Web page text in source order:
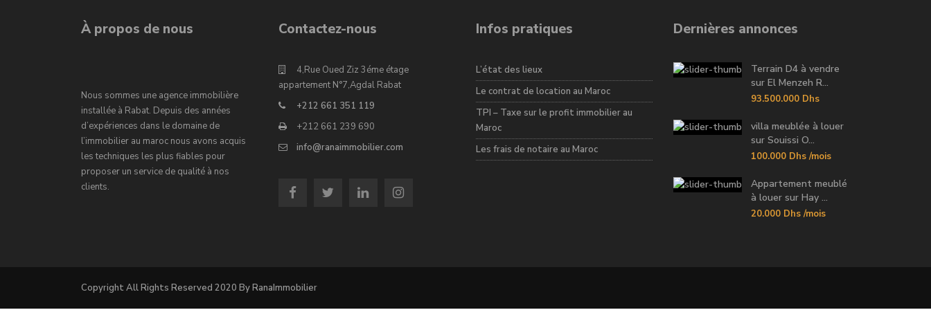
À propos de nous
Nous sommes une agence immobilière
installée à Rabat. Depuis des années
d’expériences dans le domaine de
l’immobilier au maroc nous avons acquis
les techniques les plus fiables pour
proposer un service de qualité à nos
clients.
Contactez-nous
4,Rue Oued Ziz 3éme étage
appartement N°7,Agdal Rabat
+212 661 351 119
+212 661 239 690
info@ranaimmobilier.com
Infos pratiques
L’état des lieux
Le contrat de location au Maroc
TPI – Taxe sur le profit immobilier au
Maroc
Les frais de notaire au Maroc
Dernières annonces
Terrain D4 à vendre
sur El Menzeh R...
93.500.000 Dhs
villa meublée à louer
sur Souissi O...
100.000 Dhs /mois
Appartement meublé
à louer sur Hay ...
20.000 Dhs /mois
Copyright All Rights Reserved 2020 By RanaImmobilier